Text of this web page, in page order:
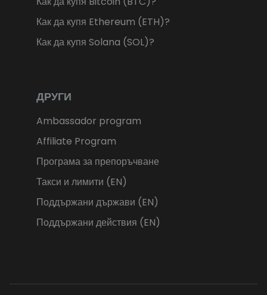
Как да купя Ethereum (ETH)?
Как да купя Solana (SOL)?
ДРУГИ
Ambassador program
Affiliate Program
Програма за препоръчване
Такси и лимити (EN)
Поддържани държави (EN)
Поддържани действия (EN)